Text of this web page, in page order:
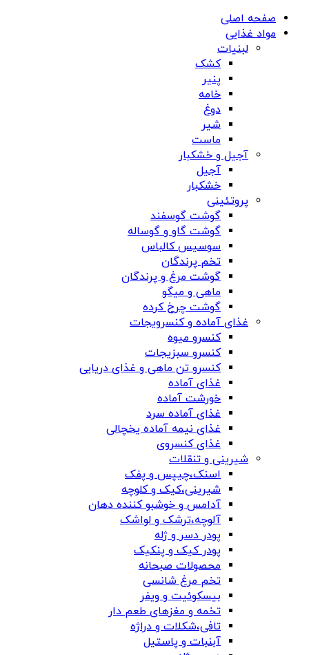
صفحه اصلی
مواد غذایی
لبنیات
کشک
پنیر
خامه
دوغ
شیر
ماست
آجیل و خشکبار
آجیل
خشکبار
پروتئینی
گوشت گوسفند
گوشت گاو و گوساله
سوسیس کالباس
تخم پرندگان
گوشت مرغ و پرندگان
ماهی و میگو
گوشت چرخ کرده
غذای آماده و کنسرویجات
کنسرو میوه
کنسرو سبزیجات
کنسرو تن ماهی و غذای دریایی
غذای آماده
خورشت آماده
غذای آماده سرد
غذای نیمه آماده یخچالی
غذای کنسروی
شیرینی و تنقلات
اسنک،چیپس و پفک
شیرینی،کیک و کلوچه
آدامس و خوشبو کننده دهان
آلوچه،ترشک و لواشک
پودر دسر و ژله
پودر کیک و پنکیک
محصولات صبحانه
تخم مرغ شانسی
بیسکوئیت و ویفر
تخمه و مغزهای طعم دار
تافی،شکلات و دراژه
آبنبات و پاستیل